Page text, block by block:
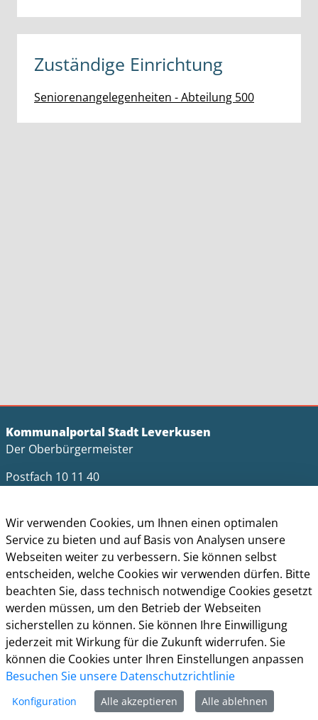
Zuständige Einrichtung
Seniorenangelegenheiten - Abteilung 500
Kommunalportal Stadt Leverkusen
Der Oberbürgermeister
Postfach 10 11 40
Telefon: +49 (0)214 406-0
Telefax: +49 (0)214 406-11004
postmaster@stadt.leverkusen.de
Öffnungszeiten
Die allgemeinen Servicezeiten der Verwaltung
(telefonische Erreichbarkeit) sind:
Montag bis Donnerstag: 8.30 bis 15.30 Uhr
Freitag: 8.30 Uhr bis 13.30 Uhr
Wir verwenden Cookies, um Ihnen einen optimalen
Service zu bieten und auf Basis von Analysen unsere
Webseiten weiter zu verbessern. Sie können selbst
entscheiden, welche Cookies wir verwenden dürfen. Bitte
beachten Sie, dass technisch notwendige Cookies gesetzt
werden müssen, um den Betrieb der Webseiten
sicherstellen zu können. Sie können Ihre Einwilligung
jederzeit mit Wirkung für die Zukunft widerrufen. Sie
können die Cookies unter Ihren Einstellungen anpassen
Besuchen Sie unsere Datenschutzrichtlinie
Konfiguration Alle akzeptieren Alle ablehnen